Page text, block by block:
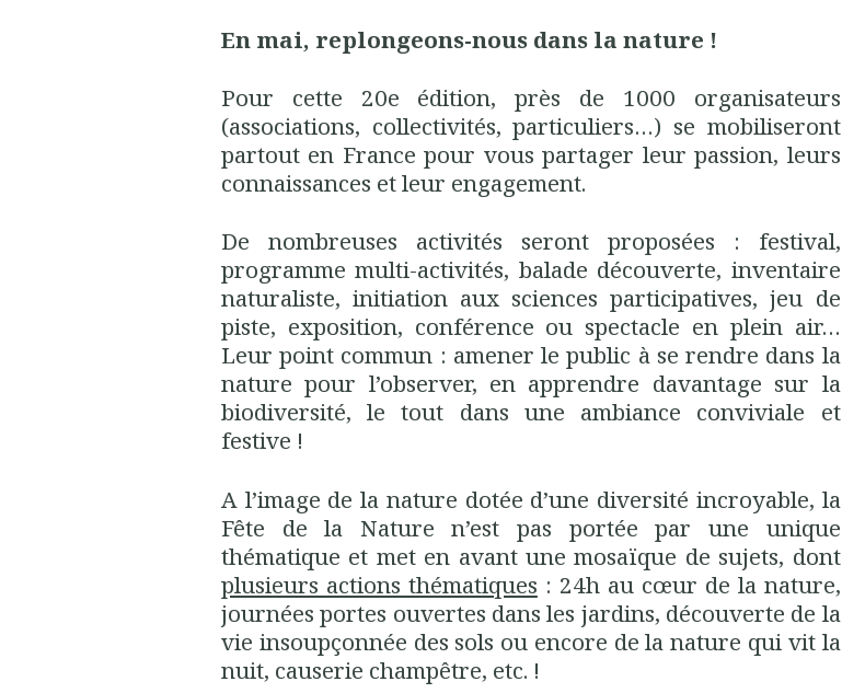
En mai, replongeons-nous dans la nature !
Pour cette 20e édition, près de 1000 organisateurs
(associations, collectivités, particuliers…) se mobiliseront
partout en France pour vous partager leur passion, leurs
connaissances et leur engagement.
De nombreuses activités seront proposées : festival,
programme multi-activités, balade découverte, inventaire
naturaliste, initiation aux sciences participatives, jeu de
piste, exposition, conférence ou spectacle en plein air…
Leur point commun : amener le public à se rendre dans la
nature pour l’observer, en apprendre davantage sur la
biodiversité, le tout dans une ambiance conviviale et
festive !
A l’image de la nature dotée d’une diversité incroyable, la
Fête de la Nature n’est pas portée par une unique
thématique et met en avant une mosaïque de sujets, dont
plusieurs actions thématiques : 24h au cœur de la nature,
journées portes ouvertes dans les jardins, découverte de la
vie insoupçonnée des sols ou encore de la nature qui vit la
nuit, causerie champêtre, etc. !